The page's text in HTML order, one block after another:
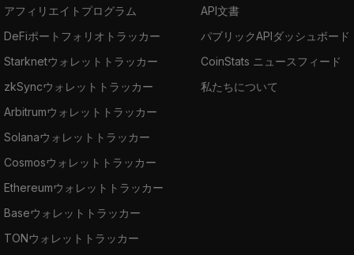
アフィリエイトプログラム
DeFiポートフォリオトラッカー
Starknetウォレットトラッカー
zkSyncウォレットトラッカー
Arbitrumウォレットトラッカー
Solanaウォレットトラッカー
Cosmosウォレットトラッカー
Ethereumウォレットトラッカー
Baseウォレットトラッカー
TONウォレットトラッカー
API文書
パブリックAPIダッシュボード
CoinStats ニュースフィード
私たちについて